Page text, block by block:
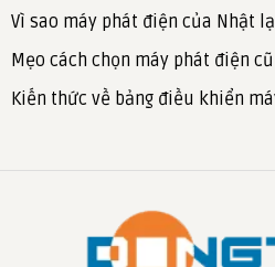
Vì sao máy phát điện của Nhật
Mẹo cách chọn máy phát điện
Kiến thức về bảng điều khiển